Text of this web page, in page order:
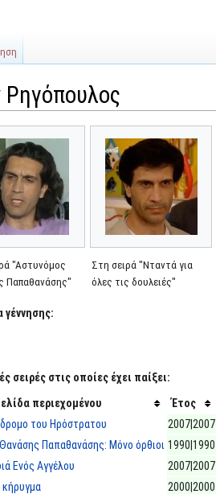
Ρηγόπουλος
"Αστυνόμος
Παπαθανάσης"
Στη σειρά "Νταντά για
όλες τις δουλειές"
γέννησης:
σειρές στις οποίες έχει παίξει:
περιεχομένου
Έτος
του Ηρόστρατου
2007|2007
Παπαθανάσης: Μόνο όρθιοι 1990|1990
Ενός Αγγέλου
2007|2007
2000|2000